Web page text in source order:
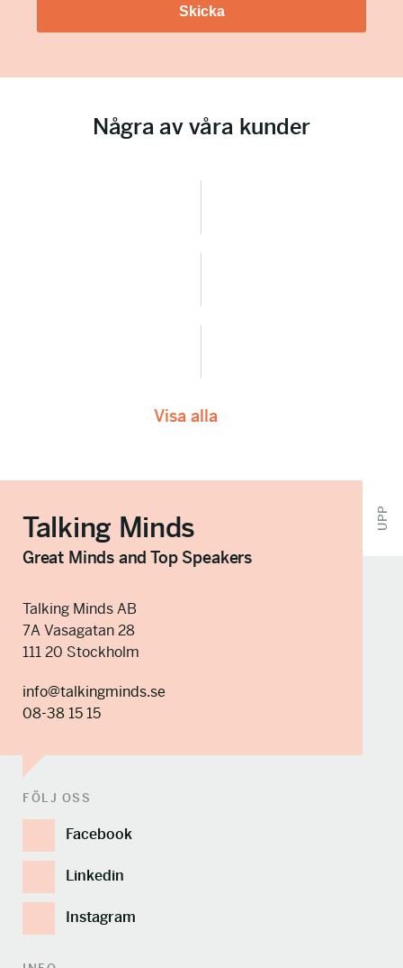
Skicka
Några av våra kunder
Visa alla
Talking Minds
Great Minds and Top Speakers
Talking Minds AB
7A Vasagatan 28
111 20 Stockholm
info@talkingminds.se
08-38 15 15
UPP
FÖLJ OSS
Facebook
Linkedin
Instagram